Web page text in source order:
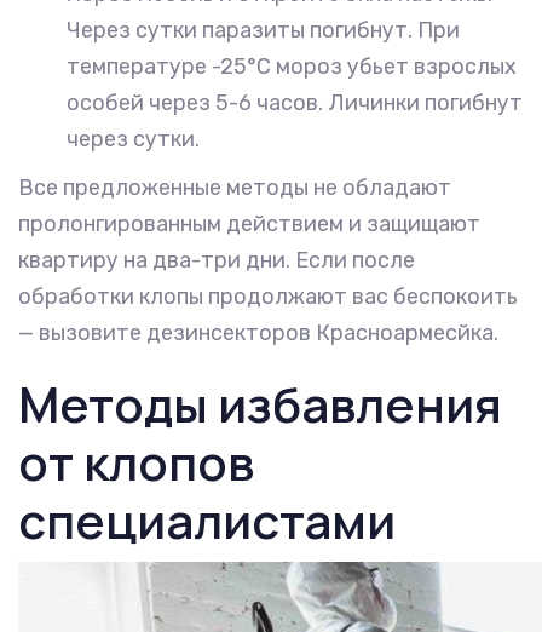
Через сутки паразиты погибнут. При
температуре -25°С мороз убьет взрослых
особей через 5-6 часов. Личинки погибнут
через сутки.
Все предложенные методы не обладают
пролонгированным действием и защищают
квартиру на два-три дни. Если после
обработки клопы продолжают вас беспокоить
— вызовите дезинсекторов Красноармесйка.
Методы избавления
от клопов
специалистами